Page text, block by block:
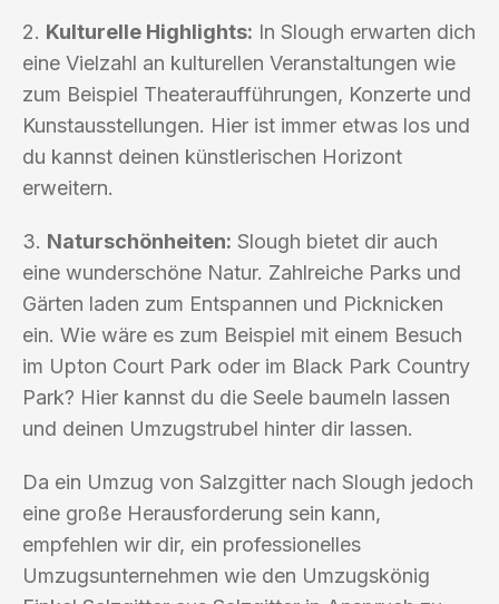
2. Kulturelle Highlights: In Slough erwarten dich
eine Vielzahl an kulturellen Veranstaltungen wie
zum Beispiel Theateraufführungen, Konzerte und
Kunstausstellungen. Hier ist immer etwas los und
du kannst deinen künstlerischen Horizont
erweitern.
3. Naturschönheiten: Slough bietet dir auch
eine wunderschöne Natur. Zahlreiche Parks und
Gärten laden zum Entspannen und Picknicken
ein. Wie wäre es zum Beispiel mit einem Besuch
im Upton Court Park oder im Black Park Country
Park? Hier kannst du die Seele baumeln lassen
und deinen Umzugstrubel hinter dir lassen.
Da ein Umzug von Salzgitter nach Slough jedoch
eine große Herausforderung sein kann,
empfehlen wir dir, ein professionelles
Umzugsunternehmen wie den Umzugskönig